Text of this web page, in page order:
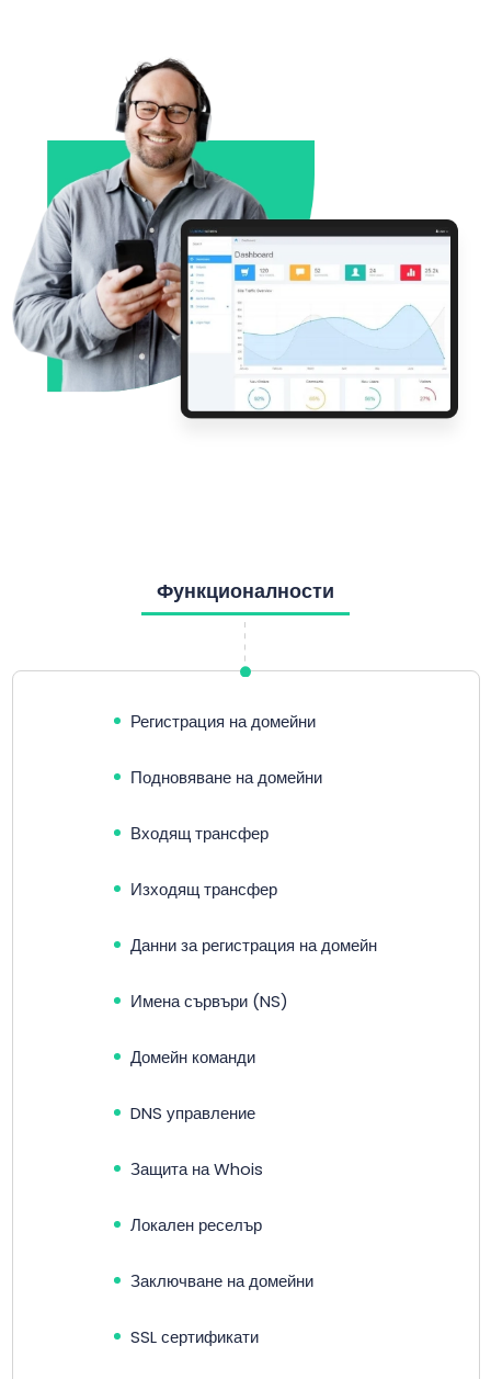
Функционалности
Регистрация на домейни
Подновяване на домейни
Входящ трансфер
Изходящ трансфер
Данни за регистрация на домейн
Имена сървъри (NS)
Домейн команди
DNS управление
Защита на Whois
Локален реселър
Заключване на домейни
SSL сертификати